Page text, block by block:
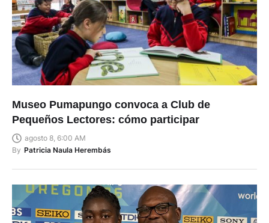
Museo Pumapungo convoca a Club de
Pequeños Lectores: cómo participar
agosto 8, 6:00 AM
By Patricia Naula Herembás